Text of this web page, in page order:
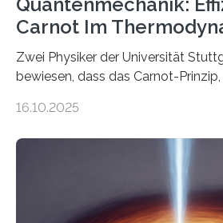
Carnot Im
Zwei Physiker der Universität
bewiesen, dass das Carnot-
Größenordnung von Atomen gilt,
Quantenmotoren voranbringen.
Wissenschaftsjournal Science
16.10.2025